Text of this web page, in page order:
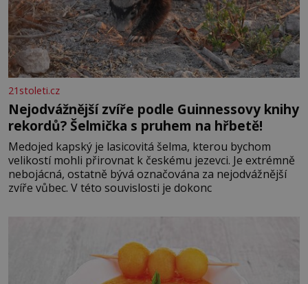
21stoleti.cz
Nejodvážnější zvíře podle Guinnessovy knihy
rekordů? Šelmička s pruhem na hřbetě!
Medojed kapský je lasicovitá šelma, kterou bychom
velikostí mohli přirovnat k českému jezevci. Je extrémně
nebojácná, ostatně bývá označována za nejodvážnější
zvíře vůbec. V této souvislosti je dokonc